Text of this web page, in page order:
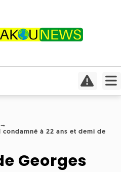
à 22 ans et demi de
Georges